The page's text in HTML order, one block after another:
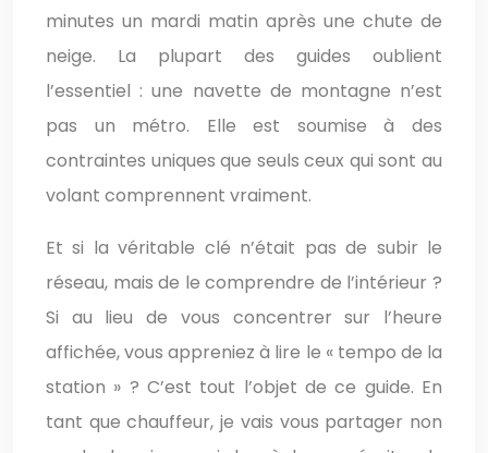
minutes un mardi matin après une chute de
neige. La plupart des guides oublient
l’essentiel : une navette de montagne n’est
pas un métro. Elle est soumise à des
contraintes uniques que seuls ceux qui sont au
volant comprennent vraiment.
Et si la véritable clé n’était pas de subir le
réseau, mais de le comprendre de l’intérieur ?
Si au lieu de vous concentrer sur l’heure
affichée, vous appreniez à lire le « tempo de la
station » ? C’est tout l’objet de ce guide. En
tant que chauffeur, je vais vous partager non